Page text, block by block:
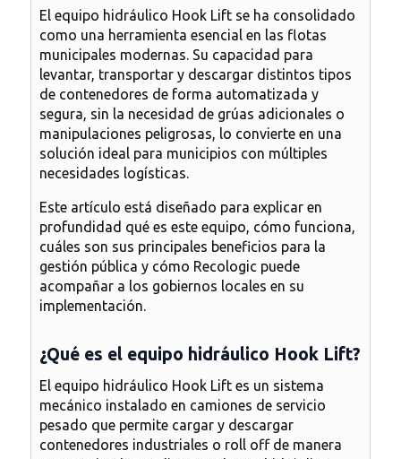
El equipo hidráulico Hook Liftse ha consolidado
como una herramienta esencial en las flotas
municipales modernas. Su capacidad para
levantar, transportar y descargar distintos tipos
de contenedores de forma automatizada y
segura, sin la necesidad de grúas adicionales o
manipulaciones peligrosas, lo convierte en una
solución ideal para municipios con múltiples
necesidades logísticas.
Este artículo está diseñado para explicar en
profundidad qué es este equipo, cómo funciona,
cuáles son sus principales beneficios para la
gestión pública y cómo Recologic puede
acompañar a los gobiernos locales en su
implementación.
¿Qué es el equipo hidráulico Hook Lift?
El equipo hidráulico Hook Liftes un sistema
mecánico instalado en camiones de servicio
pesado que permite cargar y descargar
contenedores industriales o roll off de manera